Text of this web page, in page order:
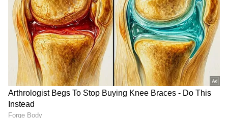
DOWNLOAD APP